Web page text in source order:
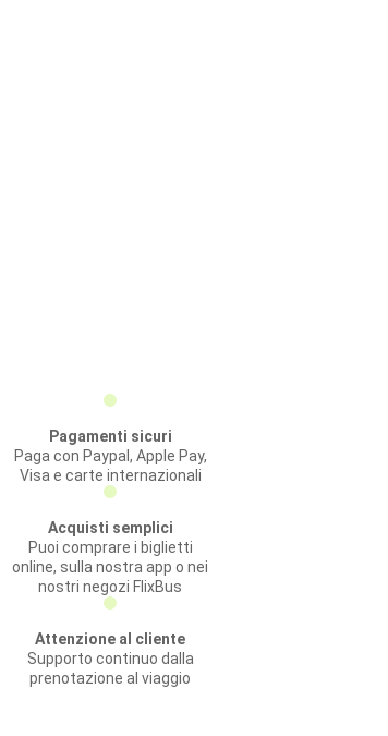
Pagamenti sicuri
Paga con Paypal, Apple Pay,
Visa e carte internazionali
Acquisti semplici
Puoi comprare i biglietti
online, sulla nostra app o nei
nostri negozi FlixBus
Attenzione al cliente
Supporto continuo dalla
prenotazione al viaggio